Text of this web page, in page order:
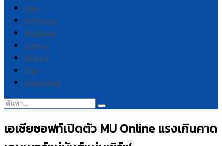
App
Software
Windows
Games
Mobile
Tips
SpeedTest
ค้นหา:
เอเชียซอฟท์เปิดตัว MU Online แรงเกินคาด